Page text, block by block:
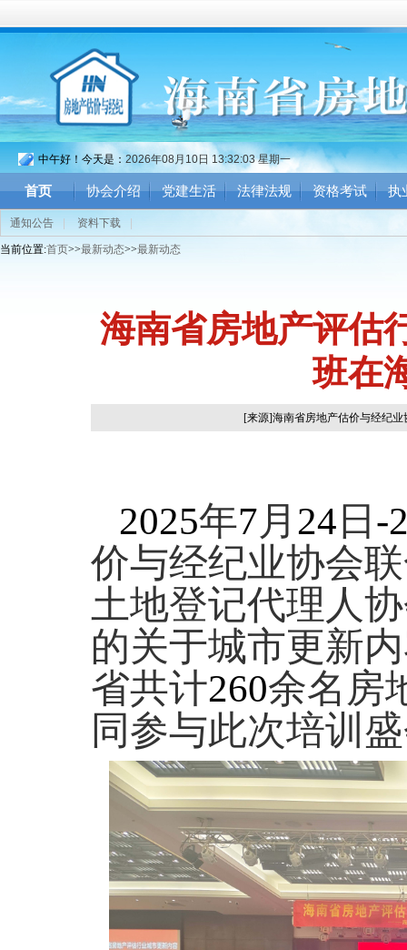
中午好！今天是： 2026年08月10日 13:32:03 星期一
首页 协会介绍 党建生活 法律法规 资格考试 执
通知公告 资料下载
当前位置:首页>>最新动态>>最新动态
海南省房地产评估
班在
[来源]海南省房地产估价与经纪
2025年7月 24 日 -
价与经纪业协会
土地登记代理人
的关于城市更新
省共计260余名房
同参与此次培训